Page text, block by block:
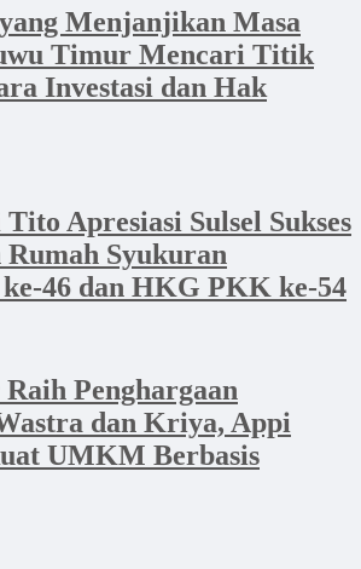
Menjanjikan Masa
Timur Mencari Titik
Investasi dan Hak
Apresiasi Sulsel Sukses
Rumah Syukuran
46 dan HKG PKK ke-54
Penghargaan
dan Kriya, Appi
UMKM Berbasis